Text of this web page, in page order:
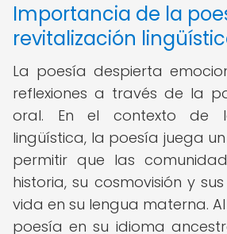
Importancia de la
revitalización
La poesía despierta
reflexiones a través de la
oral. En el contexto de
lingüística, la poesía juega
permitir que las
historia, su cosmovisión y
vida en su lengua materna.
poesía en su idioma